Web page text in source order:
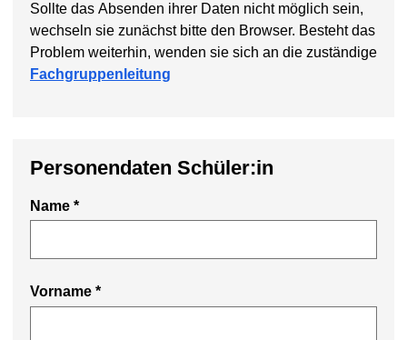
Sollte das Absenden ihrer Daten nicht möglich sein,
wechseln sie zunächst bitte den Browser. Besteht das
Problem weiterhin, wenden sie sich an die zuständige
Fachgruppenleitung
Personendaten Schüler:in
Name *
Vorname *